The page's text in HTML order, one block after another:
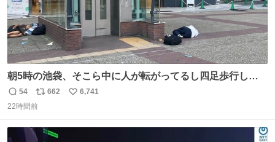
朝5時の池袋、そこら中に人が転がってるし四足歩行して
る人もいるしで良い街だ
返
信
54
リ
ポ
ト
662
い
6,741
22時間前